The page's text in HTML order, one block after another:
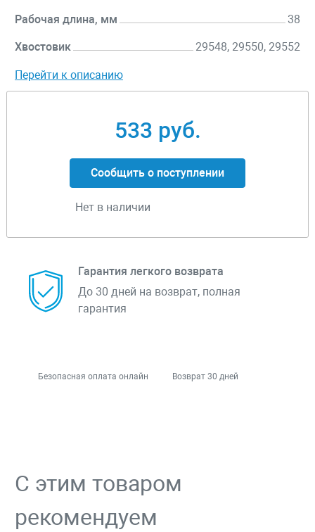
Рабочая длина, мм 38
Хвостовик 29548, 29550, 29552
Перейти к описанию
533 руб.
Сообщить о поступлении
Нет в наличии
Гарантия легкого возврата
До 30 дней на возврат, полная
гарантия
Безопасная оплата онлайн Возврат 30 дней
С этим товаром
рекомендуем